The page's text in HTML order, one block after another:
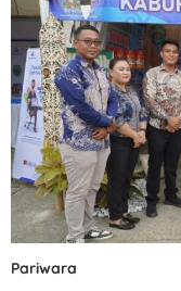
Pariwara